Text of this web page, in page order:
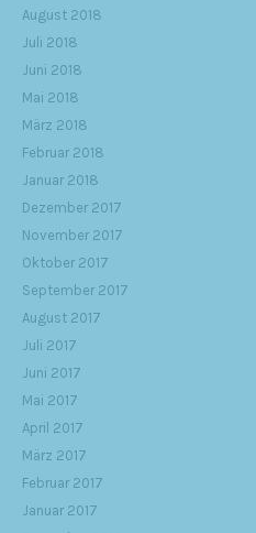
August 2018
Juli 2018
Juni 2018
Mai 2018
März 2018
Februar 2018
Januar 2018
Dezember 2017
November 2017
Oktober 2017
September 2017
August 2017
Juli 2017
Juni 2017
Mai 2017
April 2017
März 2017
Februar 2017
Januar 2017